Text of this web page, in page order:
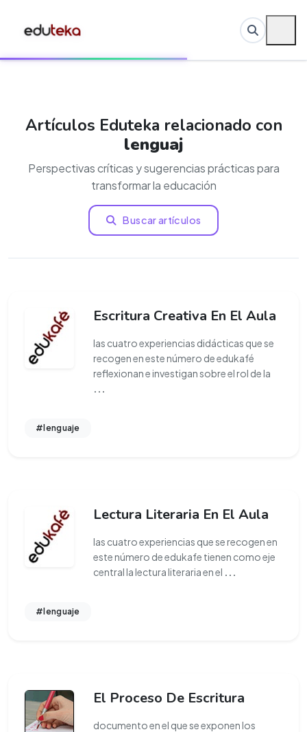
Artículos Eduteka relacionado con
lenguaj
Perspectivas críticas y sugerencias prácticas para
transformar la educación
Buscar artículos
Escritura Creativa En El Aula
las cuatro experiencias didácticas que se
recogen en este número de edukafé
reflexionan e investigan sobre el rol de la
...
#lenguaje
Lectura Literaria En El Aula
las cuatro experiencias que se recogen en
este número de edukafe tienen como eje
central la lectura literaria en el ...
#lenguaje
El Proceso De Escritura
documento en el que se exponen los